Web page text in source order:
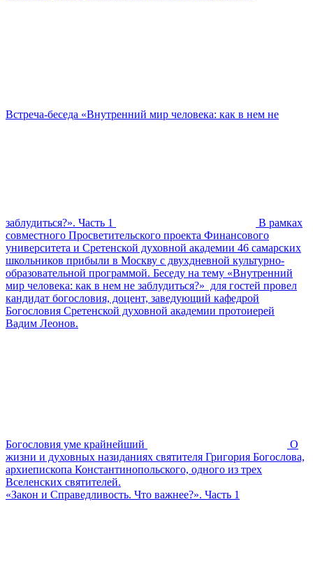
Встреча-беседа «Внутренний мир человека: как в нем не
заблудиться?». Часть 1
В рамках
совместного Просветительского проекта Финансового
университета и Сретенской духовной академии 46 самарских
школьников прибыли в Москву с двухдневной культурно-
образовательной программой. Беседу на тему «Внутренний
мир человека: как в нем не заблудиться?» для гостей провел
кандидат богословия, доцент, заведующий кафедрой
Богословия Сретенской духовной академии протоиерей
Вадим Леонов.
Богословия уме крайнейший
О
жизни и духовных назиданиях святителя Григория Богослова,
архиепископа Константинопольского, одного из трех
Вселенских святителей.
«Закон и Справедливость. Что важнее?». Часть 1